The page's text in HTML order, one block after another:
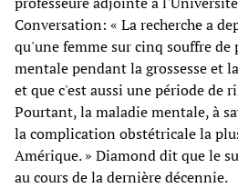
Conversation: « La recherche a
qu'une femme sur cinq souffre de
mentale pendant la grossesse et
et que c'est aussi une période de
Pourtant, la maladie mentale, à
la complication obstétricale la
Amérique. » Diamond dit que le
au cours de la dernière décennie.